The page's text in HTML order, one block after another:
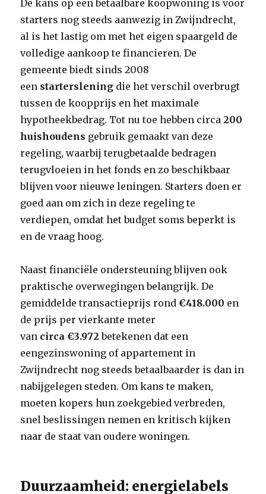
De kans op een betaalbare koopwoning is voor
starters nog steeds aanwezig in Zwijndrecht,
al is het lastig om met het eigen spaargeld de
volledige aankoop te financieren. De
gemeente biedt sinds 2008
een starterslening die het verschil overbrugt
tussen de koopprijs en het maximale
hypotheekbedrag. Tot nu toe hebben circa200
huishoudens gebruik gemaakt van deze
regeling, waarbij terugbetaalde bedragen
terugvloeien in het fonds en zo beschikbaar
blijven voor nieuwe leningen. Starters doen er
goed aan om zich in deze regeling te
verdiepen, omdat het budget soms beperkt is
en de vraag hoog.
Naast financiële ondersteuning blijven ook
praktische overwegingen belangrijk. De
gemiddelde transactieprijs rond€418.000 en
de prijs per vierkante meter
van circa €3.972 betekenen dat een
eengezinswoning of appartement in
Zwijndrecht nog steeds betaalbaarder is dan in
nabijgelegen steden. Om kans te maken,
moeten kopers hun zoekgebied verbreden,
snel beslissingen nemen en kritisch kijken
naar de staat van oudere woningen.
Duurzaamheid: energielabels